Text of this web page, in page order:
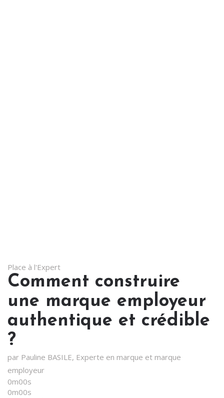
Place à l'Expert
Comment construire
une marque employeur
authentique et crédible
?
par Pauline BASILE, Experte en marque et marque
employeur
0m00s
0m00s